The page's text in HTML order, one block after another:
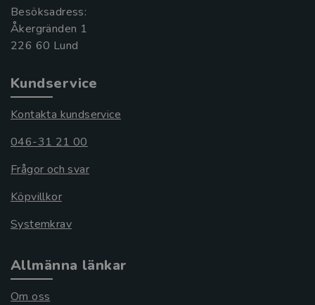
Besöksadress:
Åkergränden 1
Kundservice
Kontakta kundservice
046-31 21 00
Frågor och svar
Köpvillkor
Systemkrav
Allmänna länkar
Om oss